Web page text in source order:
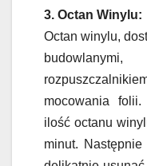
3. Octan Winylu:
Octan winylu,
mocowania
ilość octanu
minut.